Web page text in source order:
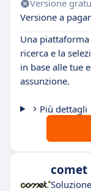
Versione
Versione a
Una
ricerca e la
in base alle tue
assunzione.
Più dettagli
comet